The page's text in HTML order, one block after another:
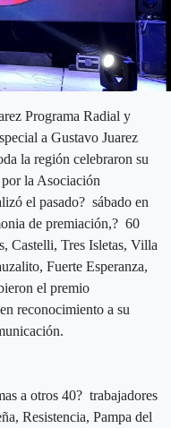
Programa Radial y
a Gustavo Juarez
la región celebraron su
la Asociación
el pasado? sábado en
de premiación,? 60
Castelli, Tres Isletas, Villa
Fuerte Esperanza,
el premio
reconocimiento a su
a otros 40? trabajadores
Resistencia, Pampa del